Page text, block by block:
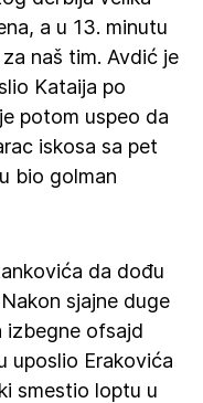
a u 13. minutu
naš tim. Avdić je
Kataija po
potom uspeo da
iskosa sa pet
bio golman
da dođu
sjajne duge
izbegne ofsajd
uposlio Erakovića
smestio loptu u